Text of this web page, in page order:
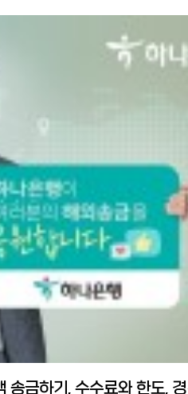
요.
다.
송금하기:
사용법, 더 자세히 알기
금서비스가 있다고 해서 사용해 봤습
엔 초과 1000엔입니다.
일 등 상관없이 급할 때 앱으로 편하고
니다.
통해서 최소한의 정보로 일괄 승인되
로 돈을 입금했는데(유초은행에서 코인
어 등록된 한국 제 계좌로 보내는데
면 페이페이로 송금하듯 더 빠르고
다.
수취인 인증때문에 진행이 안되는 경우
스탭이 대응해주는 점, 송금 진행 상
입니다.
. 이번에는 일본에서 한국으로 추천
금은? 꿀팁과 수수료 할인 쿠폰 기사
싶다는 분들이 많아 사용후기와
. ※월드패밀리송금은 2025년 1월부터
이외 나라에 송금하실때는 아래 쿠폰
가 많다? 해외송금 절차에 대해 최근
가 비싸고 절차가 번거로운 오프라인
이 32%를 차지했습니다.
시 은행을 이용하는 사람들 대부분이
고 있다고 합니다. 코로나로 인해
렴하며 효율적으로 바뀌었습니다.
존재를 모르는 사람, 불만을 느끼면
서 어디를 사용해야 할지 망설이는
평판이 높은 월드 패밀리 해외 송금을
설명해 드리겠습니다.
료 송금
일본인들이 한국 송금 시에 자주
서비스 EXPARO(엑스파로),
한국